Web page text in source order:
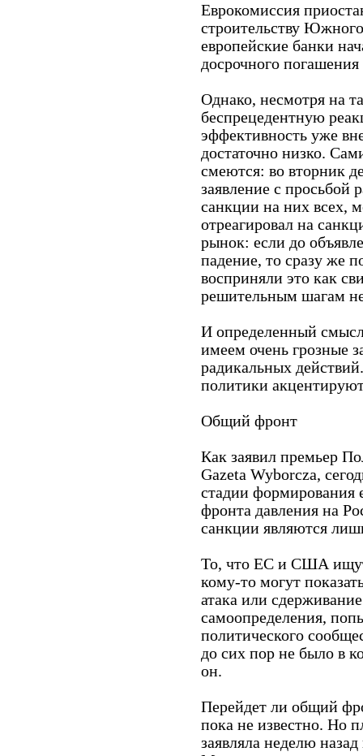
Еврокомиссия
строительству
европейские банки
досрочного погашения
Однако, несмотря на
беспрецедентную
эффективность уже
достаточно низко.
смеются: во вторник
заявление с просьбой
санкции на них всех,
отреагировал на
рынок: если до
падение, то сразу же
восприняли это как
решительным шагам
И определенный
имеем очень грозные
радикальных
политики
Общий фронт
Как заявил премьер
Gazeta Wyborcza,
стадии формирования
фронта давления на
санкции являются
То, что ЕС и США ищут
кому-то могут
атака или
самоопределения,
политического
до сих пор не было в
он.
Перейдет ли общий
пока не известно. Но
заявляла неделю